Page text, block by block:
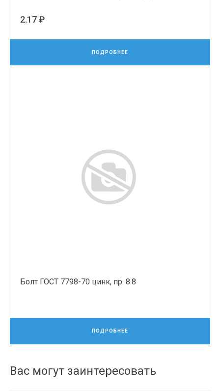
2.17 ₽
ПОДРОБНЕЕ
Болт ГОСТ 7798-70 цинк, пр. 8.8
ПОДРОБНЕЕ
Вас могут заинтересовать